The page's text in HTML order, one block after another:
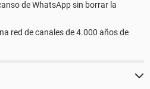
de WhatsApp sin borrar la
red de canales de 4.000 años de